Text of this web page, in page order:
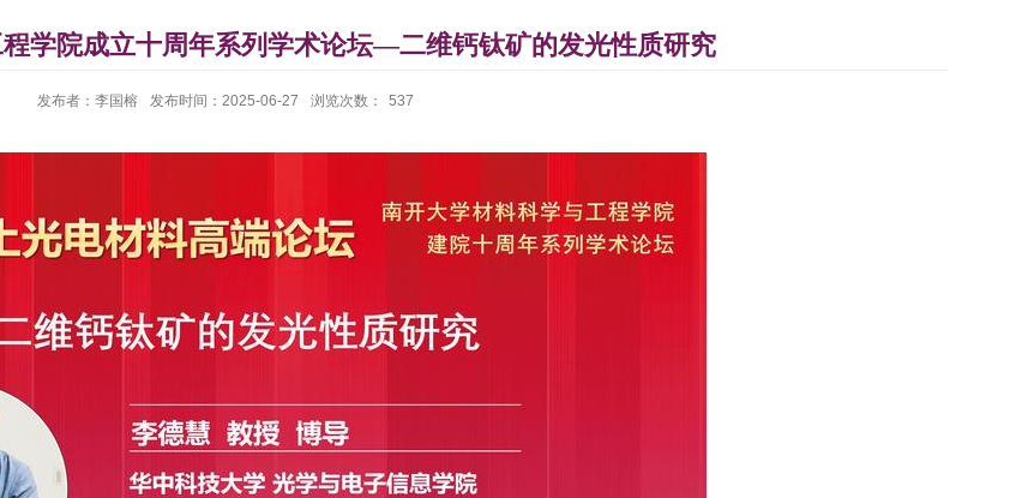
学院成立十周年系列学术论坛—二维钙钛矿的发光性质研究
发布者：李国榕 发布时间：2025-06-27 浏览次数： 537